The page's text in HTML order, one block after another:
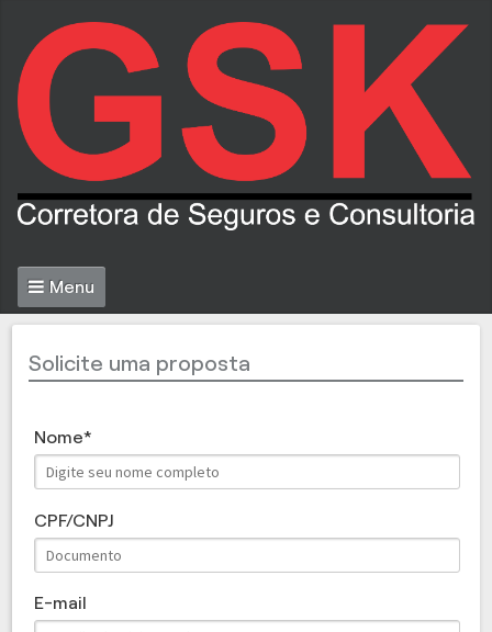
Menu
Solicite uma proposta
Nome
CPF/CNPJ
E-mail